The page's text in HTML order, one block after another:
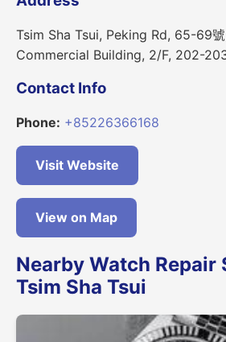
Tsim Sha Tsui, Peking Rd, 65-69
Commercial Building, 2/F, 202-
Contact Info
Phone: +85226366168
Visit Website
View on Map
Nearby Watch Repair
Tsim Sha Tsui